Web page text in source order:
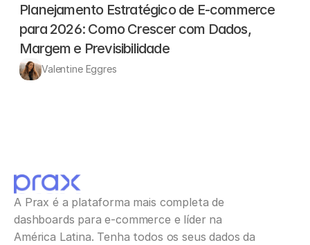
Planejamento Estratégico de E-commerce
para 2026: Como Crescer com Dados,
Margem e Previsibilidade
Valentine Eggres
A Prax é a plataforma mais completa de
dashboards para e-commerce e líder na
América Latina. Tenha todos os seus dados da